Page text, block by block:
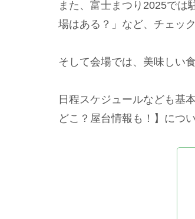
また、富士まつり2025では
場はある？」など、チェッ
そして会場では、美味しい
日程スケジュールなども基
どこ？屋台情報も！】につ